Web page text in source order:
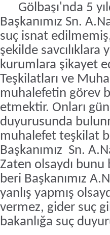
Gölbaşı'nda 5
Başkanımız Sn.
suç isnat
şekilde savcılıklara
kurumlara şikayet
Teşkilatları ve
muhalefetin görev
etmektir. Onları
duyurusunda
muhalefet teşkilat
Başkanımız Sn.
Zaten olsaydı
beri Başkanımız
yanlış yapmış
vermez, gider suç
bakanlığa suç